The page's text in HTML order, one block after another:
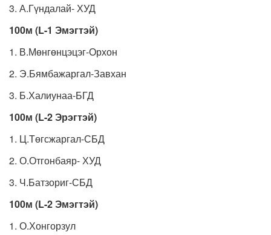
3. А.Гүндалай- ХУД
100м (L-1 Эмэгтэй)
1. В.Мөнгөнцэцэг-Орхон
2. Э.Бямбажаргал-Завхан
3. Б.Халиунаа-БГД
100м (L-2 Эрэгтэй)
1. Ц.Төгсжаргал-СБД
2. О.Отгонбаяр- ХУД
3. Ч.Батзориг-СБД
100м (L-2 Эмэгтэй)
1. О.Хонгорзул